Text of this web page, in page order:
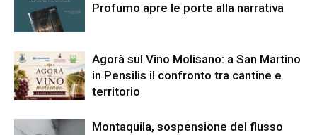
Profumo apre le porte alla narrativa
Agorà sul Vino Molisano: a San Martino
in Pensilis il confronto tra cantine e
territorio
Montaquila, sospensione del flusso